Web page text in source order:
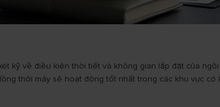
kỹ về điều kiện thời tiết và không gian lắp đặt của
thời máy sẽ hoạt động tốt nhất trong các khu vực có